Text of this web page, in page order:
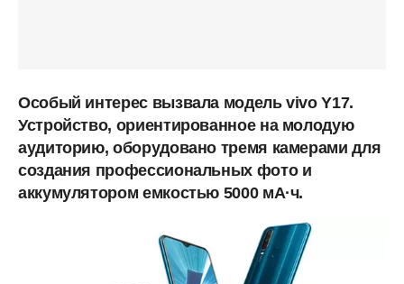
Особый интерес вызвала модель vivo Y17.
Устройство, ориентированное на молодую
аудиторию, оборудовано тремя камерами для
создания профессиональных фото и
аккумулятором емкостью 5000 мА·ч.